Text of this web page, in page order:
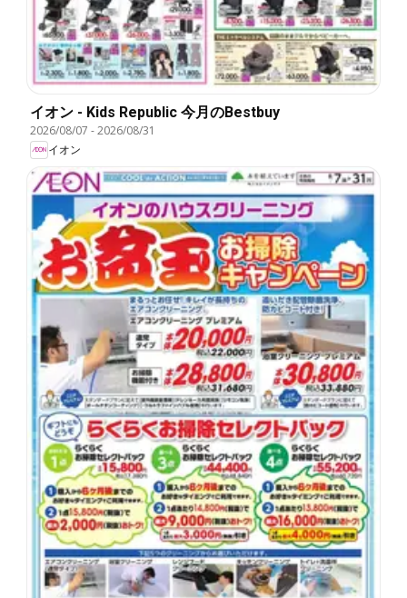
イオン - Kids Republic 今月のBestbuy
2026/08/07 -2026/08/31
イオン